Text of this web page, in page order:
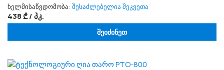
ხელმისაწვდომობა: შესაძლებელია შეკვეთა
438 ₾ / პკ.
შეიძინეთ